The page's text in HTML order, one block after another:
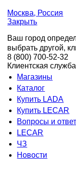
Москва, Россия
Закрыть
Ваш город
выбрать другой,
8 (800) 700-52-32
Клиентская
Магазины
Каталог
Купить LADA
Купить LECAR
Вопросы и
LECAR
ЧЗ
Новости